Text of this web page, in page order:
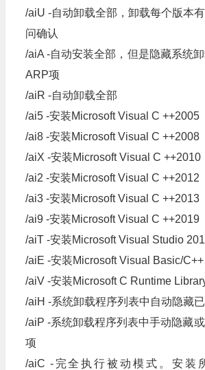
/aiU -自动卸载全部，卸载每个版本
问确认
/aiA -自动安装全部，但是隐藏系统
ARP项
/aiR -自动卸载全部
/ai5 -安装Microsoft Visual C ++2005
/ai8 -安装Microsoft Visual C ++2008
/aiX -安装Microsoft Visual C ++2010
/ai2 -安装Microsoft Visual C ++2012
/ai3 -安装Microsoft Visual C ++2013
/ai9 -安装Microsoft Visual C ++2019
/aiT -安装Microsoft Visual Studio
/aiE -安装Microsoft Visual Basic/C++
/aiV -安装Microsoft C Runtime
/aiH -系统卸载程序列表中自动隐藏
/aiP -系统卸载程序列表中手动隐藏
项
/aiC -完全执行被动模式。安装